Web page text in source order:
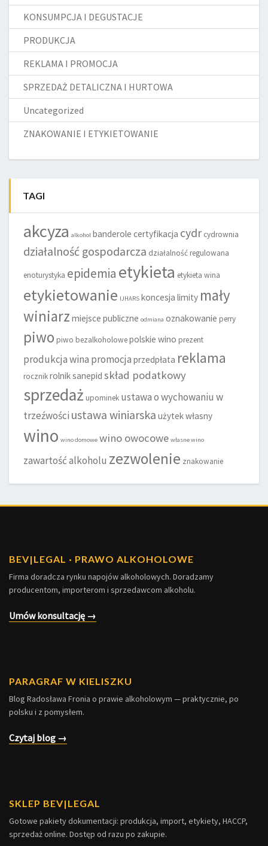
KONSUMPCJA I DEGUSTACJE
PRODUKCJA
REKLAMA I PROMOCJA
SPRZEDAŻ DETALICZNA I HURTOWA
Uncategorized
ZNAKOWANIE I ETYKIETOWANIE
TAGI
akcyza alkohol banderole certyfikacja cydr cydrownia
działalność gospodarcza działalność regulowana
enoturystyka epidemia etykieta etykieta wina
etykietowanie IJHARS koncesja limity mały
winiarz miejsce publiczne odmiana oznakowanie perry
piwo piwo bezalkoholowepolskie wino prezent
produkcja wina promocja przedpłata reklama
rocznikrolniksanepid skład podatkowy
sprzedaż upominek ustawa o wychowaniu w
trzeźwości ustawa winiarska użytek własny
wino wino domowe wino owocowe własne wino
zawartość alkoholu zezwolenie znakowanie
BEV| LEGAL · PRAWO ALKOHOLOWE
Firma doradcza rynku napojów alkoholowych. Doradzamy
producentom, importerom i sprzedawcom alkoholu.
Umów konsultację →
PARAGRAF W KIELISZKU
Blog Radosława Fronia o prawie alkoholowym — praktycznie, po
polsku i z pomysłem.
Czytaj blog →
SKLEP BEV|LEGAL
Gotowe pakiety dokumentacji: produkcja, import, etykiety, HACCP,
sprzedaż online. Dostęp od razu po zakupie.